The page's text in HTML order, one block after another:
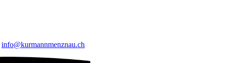
info@kurmannmenznau.ch